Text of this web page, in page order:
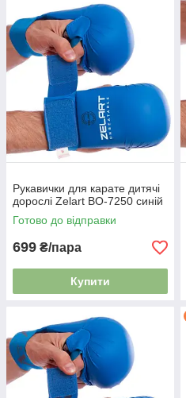
Рукавички для карате дитячі
дорослі Zelart BO-7250 синій
Готово до відправки
699 ₴/пара
Купити